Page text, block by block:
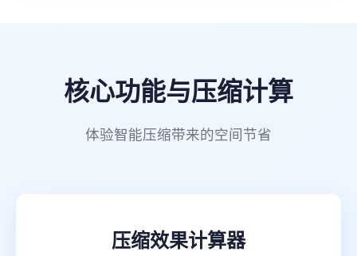
核心功能与压缩计算
体验智能压缩带来的空间节省
压缩效果计算器